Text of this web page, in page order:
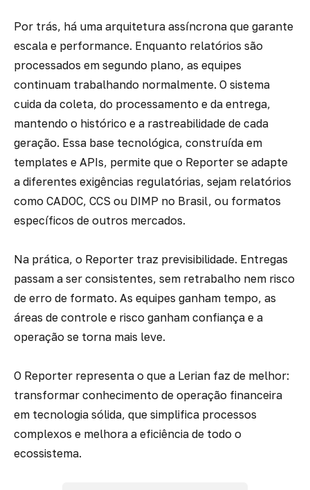
Por trás, há uma arquitetura assíncrona que garante
escala e performance. Enquanto relatórios são
processados em segundo plano, as equipes
continuam trabalhando normalmente. O sistema
cuida da coleta, do processamento e da entrega,
mantendo o histórico e a rastreabilidade de cada
geração. Essa base tecnológica, construída em
templates e APIs, permite que o Reporter se adapte
a diferentes exigências regulatórias, sejam relatórios
como CADOC, CCS ou DIMP no Brasil, ou formatos
específicos de outros mercados.
Na prática, o Reporter traz previsibilidade. Entregas
passam a ser consistentes, sem retrabalho nem risco
de erro de formato. As equipes ganham tempo, as
áreas de controle e risco ganham confiança e a
operação se torna mais leve.
O Reporter representa o que a Lerian faz de melhor:
transformar conhecimento de operação financeira
em tecnologia sólida, que simplifica processos
complexos e melhora a eficiência de todo o
ecossistema.